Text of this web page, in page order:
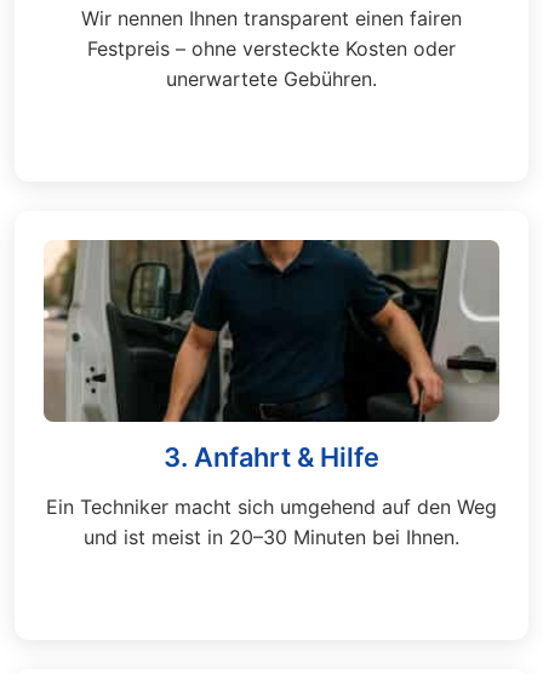
Wir nennen Ihnen transparent einen fairen
Festpreis – ohne versteckte Kosten oder
unerwartete Gebühren.
3. Anfahrt & Hilfe
Ein Techniker macht sich umgehend auf den Weg
und ist meist in 20–30 Minuten bei Ihnen.